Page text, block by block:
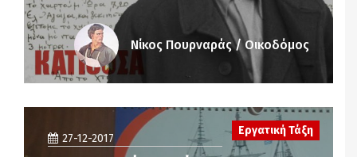
Νίκος Πουρναράς / Οικοδόμος
27-12-2017
Εργατική Τάξη